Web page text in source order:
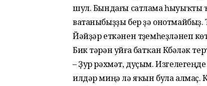
шул. Бындағы сатлама һыуыҡты
ватаныбыҙҙы бер ҙә онотмайбыҙ.
Йәйҙәр еткәнен түҙемһеҙләнеп
Бик тәрән уйға батҡан Күбәләк
– Ҙур рәхмәт, дуҫым.
илдәр миңә лә яҡын була алмаҫ.